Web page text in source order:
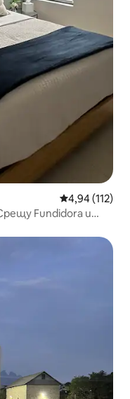
Средна
4,94 (112)
Fundidora и